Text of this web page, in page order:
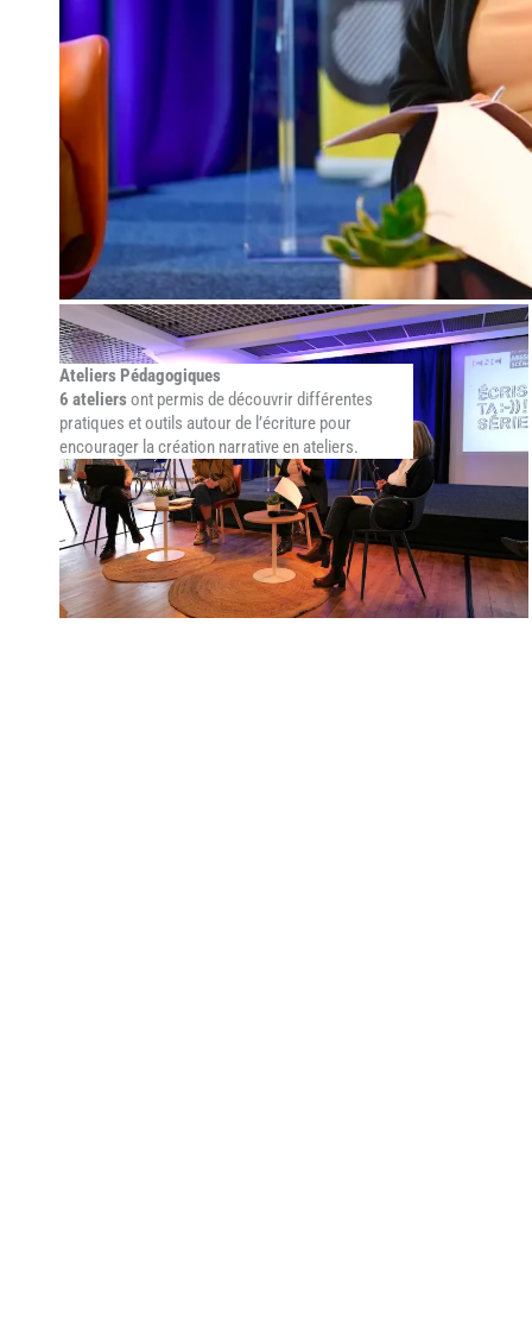
Ateliers Pédagogiques
6 ateliersont permis de découvrir différentes
pratiques et outils autour de l’écriture pour
encourager la création narrative en ateliers.